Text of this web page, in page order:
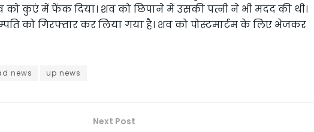
कुएं में फेंक दिया। शव को छिपाने में उसकी पत्नी ने भी मदद की थी।
को गिरफ्तार कर लिया गया है। शव को पोस्टमार्टम के लिए भेजकर
news up news
Next Post